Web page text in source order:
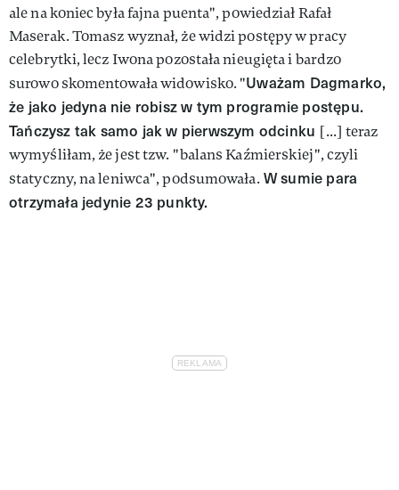
ale na koniec była fajna puenta", powiedział Rafał
Maserak. Tomasz wyznał, że widzi postępy w pracy
celebrytki, lecz Iwona pozostała nieugięta i bardzo
surowo skomentowała widowisko. "Uważam Dagmarko,
że jako jedyna nie robisz w tym programie postępu.
Tańczysz tak samo jak w pierwszym odcinku [...] teraz
wymyśliłam, że jest tzw. "balans Kaźmierskiej", czyli
statyczny, na leniwca", podsumowała. W sumie para
otrzymała jedynie 23 punkty.